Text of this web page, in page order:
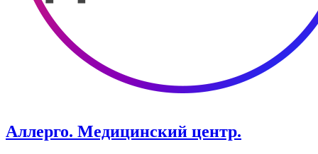
Аллерго. Медицинский центр.